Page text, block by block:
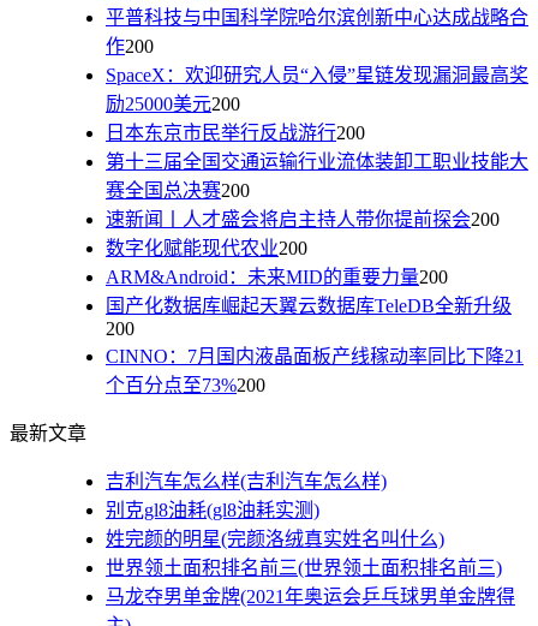
平普科技与中国科学院哈尔滨创新中心达成战略合
作200
SpaceX：欢迎研究人员“入侵”星链发现漏洞最高奖
励25000美元200
日本东京市民举行反战游行200
第十三届全国交通运输行业流体装卸工职业技能大
赛全国总决赛200
速新闻丨人才盛会将启主持人带你提前探会200
数字化赋能现代农业200
ARM&Android：未来MID的重要力量200
国产化数据库崛起天翼云数据库TeleDB全新升级
200
CINNO：7月国内液晶面板产线稼动率同比下降21
个百分点至73%200
最新文章
吉利汽车怎么样(吉利汽车怎么样)
别克gl8油耗(gl8油耗实测)
姓完颜的明星(完颜洛绒真实姓名叫什么)
世界领土面积排名前三(世界领土面积排名前三)
马龙夺男单金牌(2021年奥运会乒乓球男单金牌得